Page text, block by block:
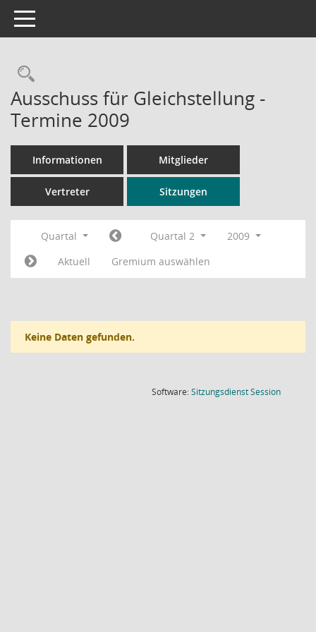
Toggle navigation
Rechercheauswahl
Ausschuss für Gleichstellung -
Termine 2009
Informationen Mitglieder
Vertreter Sitzungen
Quartal Quartal 2
2009
Aktuell
Gremium auswählen
Keine Daten gefunden.
Software:SitzungsdienstSession(Wird in